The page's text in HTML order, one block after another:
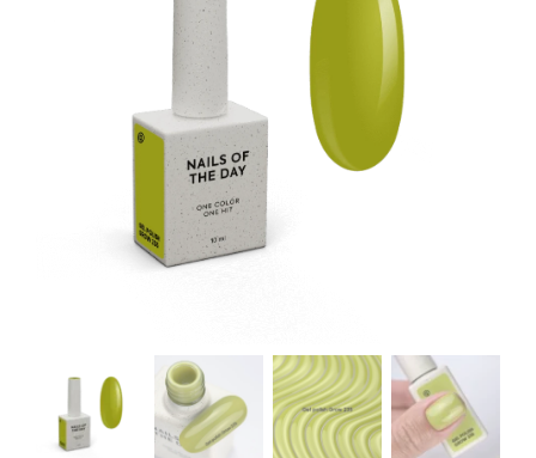
Kundenbewertungen